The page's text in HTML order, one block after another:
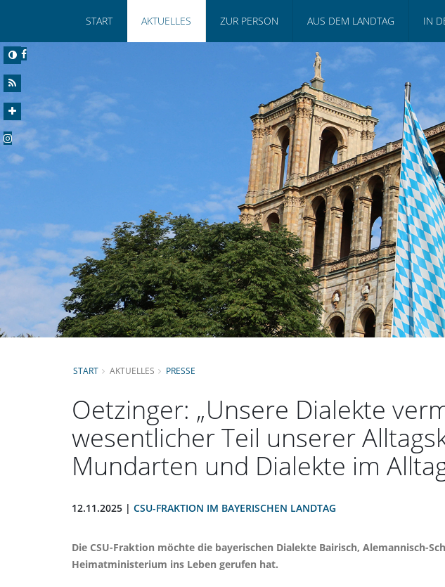
START AKTUELLES ZUR PERSON AUS DEM LANDTAG IN
START AKTUELLES PRESSE
Oetzinger: „Unsere Dialekte
wesentlicher Teil unserer
Mundarten und Dialekte im
12.11.2025 | CSU-FRAKTION IM BAYERISCHEN LANDTAG
Die CSU-Fraktion möchte die bayerischen Dialekte Bairisch, Alemannisch-
Heimatministerium ins Leben gerufen hat.